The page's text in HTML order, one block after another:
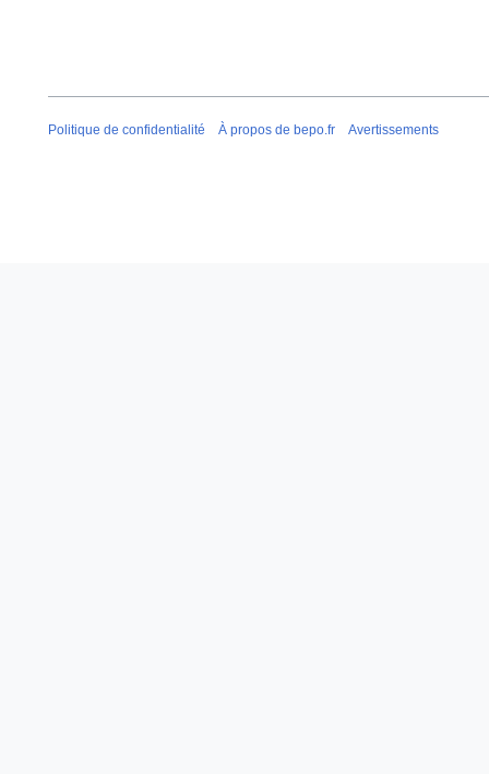
Politique de confidentialité À propos de bepo.fr Avertissements